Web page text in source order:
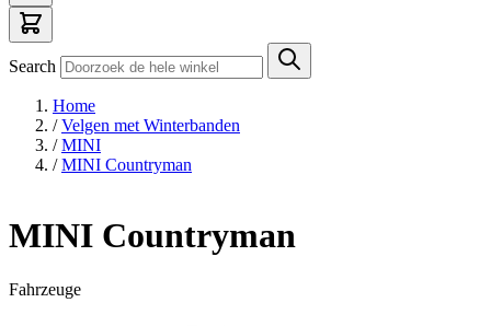
Search
Home
/ Velgen met Winterbanden
/ MINI
/ MINI Countryman
MINI Countryman
Fahrzeuge